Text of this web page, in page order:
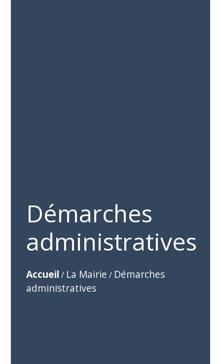
Démarches
administratives
Accueil / La Mairie / Démarches
administratives